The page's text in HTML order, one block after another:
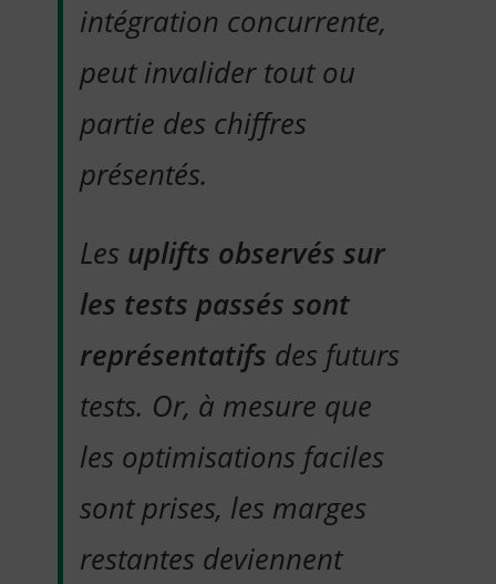
intégration concurrente,
peut invalider tout ou
partie des chiffres
présentés.
Les uplifts observés sur
les tests passés sont
représentatifs des futurs
tests. Or, à mesure que
les optimisations faciles
sont prises, les marges
restantes deviennent